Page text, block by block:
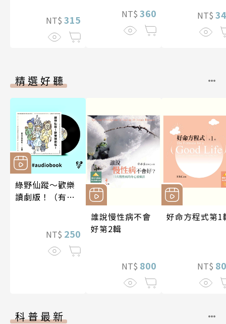
NT$ 315 NT$ 360 NT$
精選好聽
綠野仙蹤～歡樂
讀劇版！（有聲
NT$ 250
誰說慢性病不會
好第2輯
NT$ 800
好命方程式第1
NT$
科普最新